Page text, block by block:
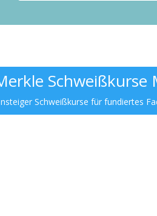
Schweißkurse für fundiertes